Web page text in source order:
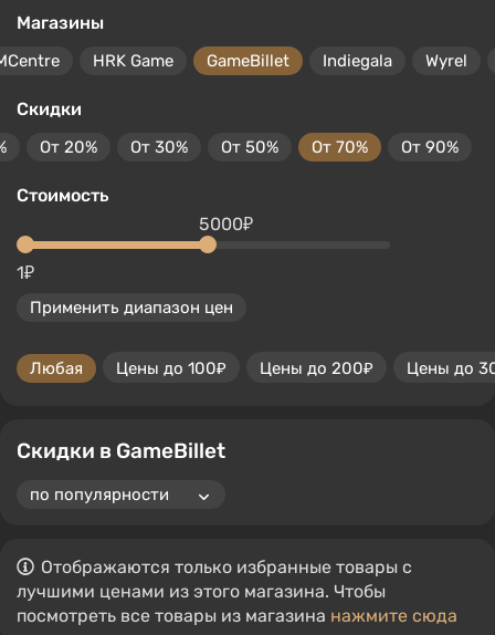
Магазины
HRK Game GameBillet Indiegala Wyrel
Скидки
От 20% От 30% От 50% От 70% От 90%
Стоимость
1₽
5000₽
Применить диапазон цен
Любая Цены до 100₽ Цены до 200₽ Цены до
Скидки в GameBillet
Отображаются только избранные товары с
лучшими ценами из этого магазина. Чтобы
посмотреть все товары из магазина нажмите сюда